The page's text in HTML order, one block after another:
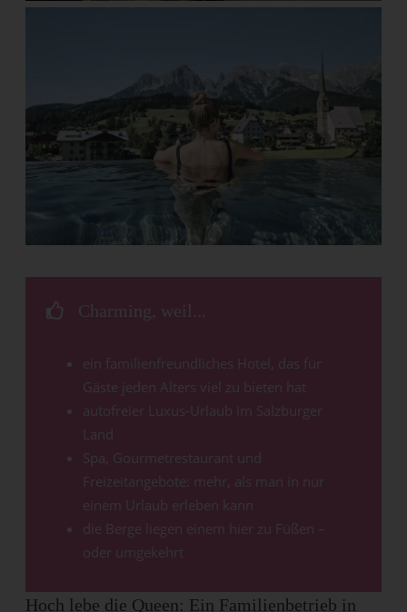
Charming, weil...
ein familienfreundliches Hotel, das für
Gäste jeden Alters viel zu bieten hat
autofreier Luxus-Urlaub im Salzburger
Land
Spa, Gourmetrestaurant und
Freizeitangebote: mehr, als man in nur
einem Urlaub erleben kann
die Berge liegen einem hier zu Füßen –
oder umgekehrt
Hoch lebe die Queen: Ein Familienbetrieb in